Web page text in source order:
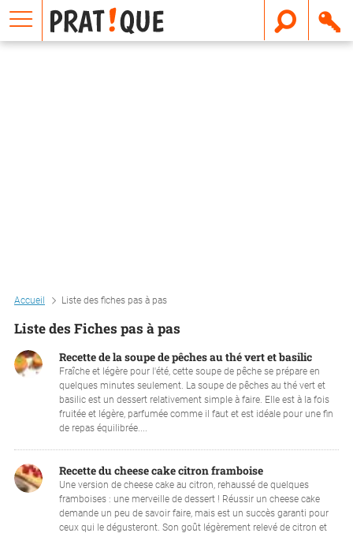
Accueil Liste des fiches pas à pas
Liste des Fiches pas à pas
Recette de la soupe de pêches au thé vert et basilic
Fraîche et légère pour l'été, cette soupe de pêche se prépare en
quelques minutes seulement. La soupe de pêches au thé vert et
basilic est un dessert relativement simple à faire. Elle est à la fois
fruitée et légère, parfumée comme il faut et est idéale pour une fin
de repas équilibrée....
Recette du cheese cake citron framboise
Une version de cheese cake au citron, rehaussé de quelques
framboises : une merveille de dessert ! Réussir un cheese cake
demande un peu de savoir faire, mais est un succès garanti pour
ceux qui le dégusteront. Son goût légèrement relevé de citron et
E
m
a